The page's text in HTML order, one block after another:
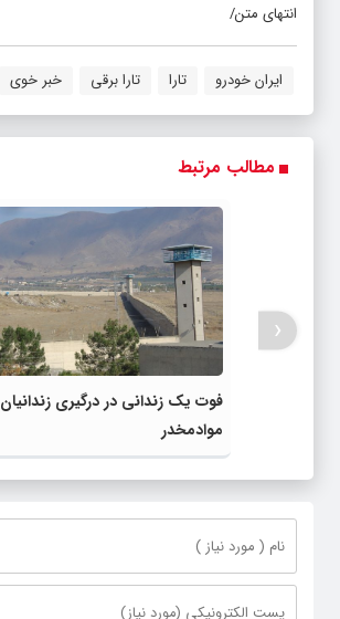
انتهای متن/
ایران خودرو تارا تارا برقی خبر خوی
مطالب مرتبط
فوت یک زندانی در درگیری زندانیان
موادمخدر
‹